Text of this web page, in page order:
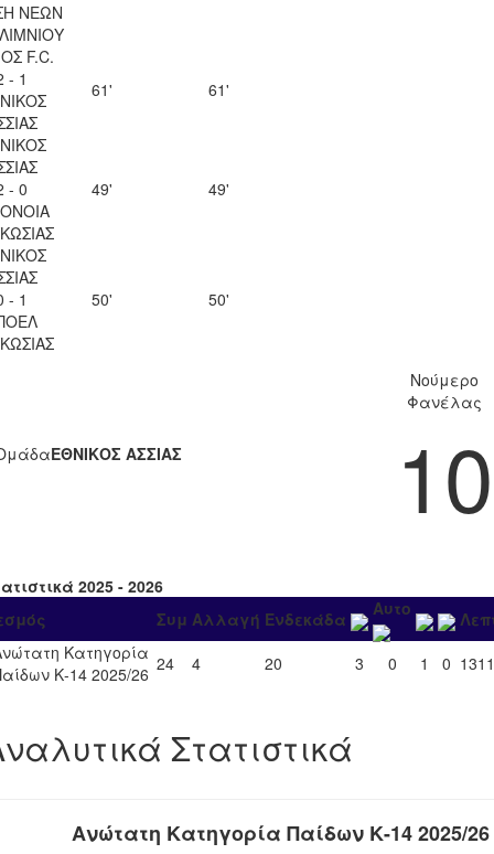
ΝΕΩΝ
F.C.
- 1
61' 61'
- 0
49' 49'
- 1
50' 50'
ΕΘΝΙΚΟΣ ΑΣΣΙΑΣ
Νούμερο
Φανέλας
10
2025 - 2026
Συμ Αλλαγή Ενδεκάδα Αυτο
Κατηγορία
Κ-14 2025/26 24 4 20 3 0 1 0 1311
Στατιστικά
Ανώτατη Κατηγορία Παίδων Κ-14 2025/26